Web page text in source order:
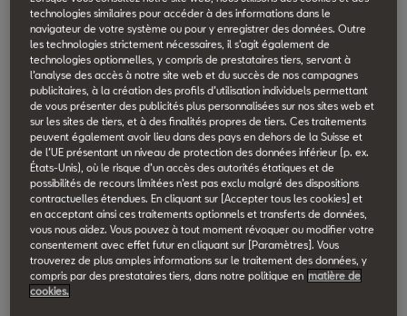
Conditions générales garantie
Nous vous proposons une sélection de prestations de
garantie correspondant à vos besoins, selon l’âge et le
kilométrage de votre véhicule. Vous choisissez simplement
technologies similaires pour accéder à des informations dans le
navigateur de votre système ou pour y enregistrer des données. Outre
les technologies strictement nécessaires, il s’agit également de
technologies optionnelles, y compris de prestataires tiers, servant à
l’analyse des accès à notre site web et du succès de nos campagnes
publicitaires, à la création des profils d’utilisation individuels permettant
de vous présenter des publicités plus personnalisées sur nos sites web et
sur les sites de tiers, et à des finalités propres de tiers. Ces traitements
peuvent également avoir lieu dans des pays en dehors de la Suisse et
de l’UE présentant un niveau de protection des données inférieur (p. ex.
États-Unis), où le risque d’un accès des autorités étatiques et de
possibilités de recours limitées n’est pas exclu malgré des dispositions
contractuelles étendues. En cliquant sur [Accepter tous les cookies] et
en acceptant ainsi ces traitements optionnels et transferts de données,
vous nous aidez. Vous pouvez à tout moment révoquer ou modifier votre
consentement avec effet futur en cliquant sur [Paramètres]. Vous
trouverez de plus amples informations sur le traitement des données, y
compris par des prestataires tiers, dans notre politique en matière de
cookies.